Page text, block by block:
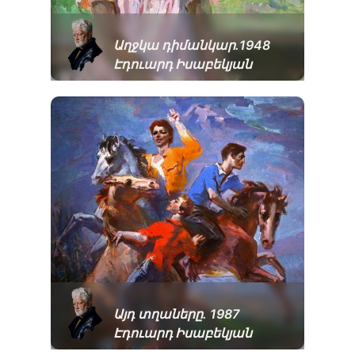
Աղջկա դիմանկար․1948
Էդուարդ Իսաբեկյան
Այդ տղաները. 1987
Էդուարդ Իսաբեկյան